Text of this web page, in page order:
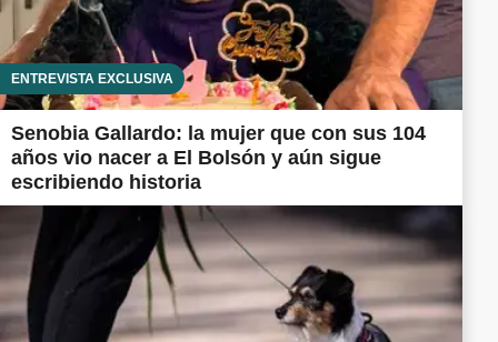
ENTREVISTA EXCLUSIVA
Senobia Gallardo: la mujer que con sus 104
años vio nacer a El Bolsón y aún sigue
escribiendo historia